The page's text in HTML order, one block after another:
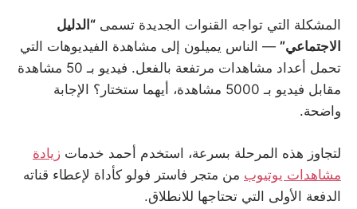
المشكلة التي تواجه القنوات الجديدة تسمى “الدليل
الاجتماعي” — الناس يميلون إلى مشاهدة الفيديوهات التي
تحمل أعداد مشاهدات مرتفعة بالفعل. فيديو بـ 50 مشاهدة
مقابل فيديو بـ 5000 مشاهدة، أيهما ستختار؟ الإجابة
واضحة.
لتجاوز هذه المرحلة بسرعة، استخدم أحمد خدمات زيادة
مشاهدات يوتيوب من متجر فاستر فولو كأداة لإعطاء قناته
الدفعة الأولى التي تحتاجها للانطلاق.